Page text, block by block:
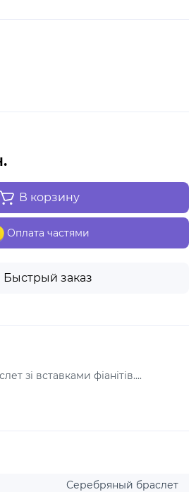
В корзину
Оплата частями
Быстрый заказ
зі вставками фіанітів....
Серебряный браслет